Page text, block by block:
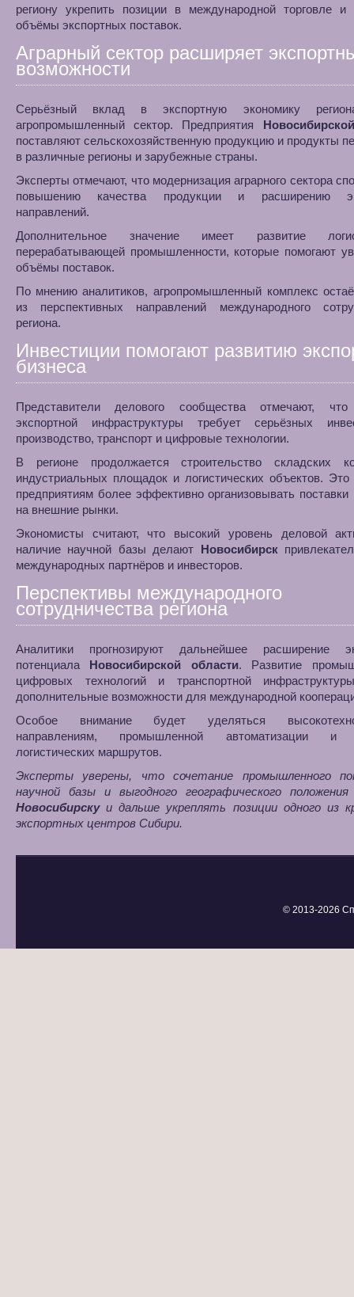
региону укрепить позиции в международной торговле и
объёмы экспортных поставок.
Аграрный сектор расширяет
возможности
Серьёзный вклад в экспортную экономику
агропромышленный сектор. Предприятия
поставляют сельскохозяйственную продукцию и продукты
в различные регионы и зарубежные страны.
Эксперты отмечают, что модернизация аграрного сектора
повышению качества продукции и расширению
направлений.
Дополнительное значение имеет развитие
перерабатывающей промышленности, которые помогают
объёмы поставок.
По мнению аналитиков, агропромышленный комплекс
из перспективных направлений международного
региона.
Инвестиции помогают развитию
бизнеса
Представители делового сообщества отмечают, что
экспортной инфраструктуры требует серьёзных
производство, транспорт и цифровые технологии.
В регионе продолжается строительство складских
индустриальных площадок и логистических объектов. Это
предприятиям более эффективно организовывать поставки
на внешние рынки.
Экономисты считают, что высокий уровень деловой
наличие научной базы делают Новосибирск
международных партнёров и инвесторов.
Перспективы международного
сотрудничества региона
Аналитики прогнозируют дальнейшее расширение
потенциала Новосибирской области. Развитие
цифровых технологий и транспортной
дополнительные возможности для международной
Особое внимание будет уделяться
направлениям, промышленной автоматизации и
логистических маршрутов.
Эксперты уверены, что сочетание промышленного
научной базы и выгодного географического
Новосибирскуи дальше укреплять позиции одного из
экспортных центров Сибири.
© 2013-2026